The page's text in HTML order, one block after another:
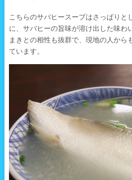
こちらのサバヒースープはさっぱりと
に、サバヒーの旨味が溶け出した味わ
まきとの相性も抜群で、現地の人から
ています。